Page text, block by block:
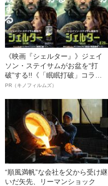
《映画『シェルター』》ジェイ
ソン・ステイサムがお盆を“打
破”する!!《「眠眠打破」コラ
ボ》
PR（キノフィルムズ）
“順風満帆”な会社を父から受け継
いだ矢先、リーマンショック